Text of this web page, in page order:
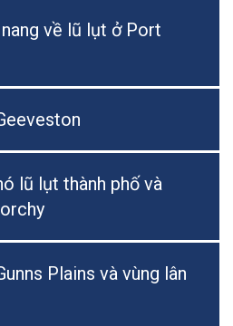
về lũ lụt ở Port
lũ lụt thành phố và
Plains và vùng lân